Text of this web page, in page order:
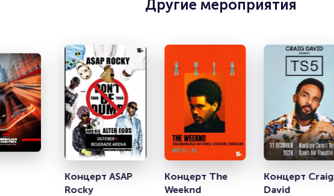
Другие мероприятия
Концерт ASAP
Rocky
Концерт The
Weeknd
Концерт Craig
David